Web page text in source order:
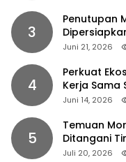
3
Penutupan
Juni 21, 2026
4
Perkuat
Kerja Sama
Juni 14, 2026
5
Temuan
Ditangani
Juli 20, 2026